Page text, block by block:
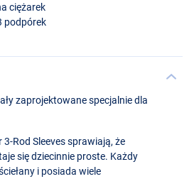
ciężarek
podpórek
zaprojektowane specjalnie dla
Rod Sleeves sprawiają, że
się dziecinnie proste. Każdy
i posiada wiele